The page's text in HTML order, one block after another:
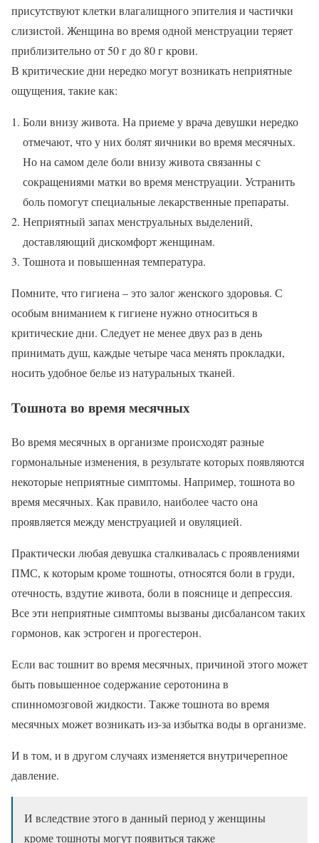
присутствуют клетки влагалищного эпителия и частички
слизистой. Женщина во время одной менструации теряет
приблизительно от 50 г до 80 г крови.
В критические дни нередко могут возникать неприятные
ощущения, такие как:
Боли внизу живота. На приеме у врача девушки нередко
отмечают, что у них болят яичники во время месячных.
Но на самом деле боли внизу живота связанны с
сокращениями матки во время менструации. Устранить
боль помогут специальные лекарственные препараты.
Неприятный запах менструальных выделений,
доставляющий дискомфорт женщинам.
Тошнота и повышенная температура.
Помните, что гигиена – это залог женского здоровья. С
особым вниманием к гигиене нужно относиться в
критические дни. Следует не менее двух раз в день
принимать душ, каждые четыре часа менять прокладки,
носить удобное белье из натуральных тканей.
Тошнота во время месячных
Во время месячных в организме происходят разные
гормональные изменения, в результате которых появляются
некоторые неприятные симптомы. Например, тошнота во
время месячных. Как правило, наиболее часто она
проявляется между менструацией и овуляцией.
Практически любая девушка сталкивалась с проявлениями
ПМС, к которым кроме тошноты, относятся боли в груди,
отечность, вздутие живота, боли в пояснице и депрессия.
Все эти неприятные симптомы вызваны дисбалансом таких
гормонов, как эстроген и прогестерон.
Если вас тошнит во время месячных, причиной этого может
быть повышенное содержание серотонина в
спинномозговой жидкости. Также тошнота во время
месячных может возникать из-за избытка воды в организме.
И в том, и в другом случаях изменяется внутричерепное
давление.
И вследствие этого в данный период у женщины
кроме тошноты могут появиться также